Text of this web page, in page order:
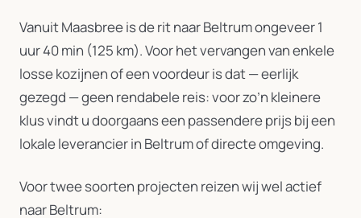
Vanuit Maasbree is de rit naar Beltrum ongeveer 1
uur 40 min (125 km). Voor het vervangen van enkele
losse kozijnen of een voordeur is dat — eerlijk
gezegd — geen rendabele reis: voor zo’n kleinere
klus vindt u doorgaans een passendere prijs bij een
lokale leverancier in Beltrum of directe omgeving.
Voor twee soorten projecten reizen wij wel actief
naar Beltrum: